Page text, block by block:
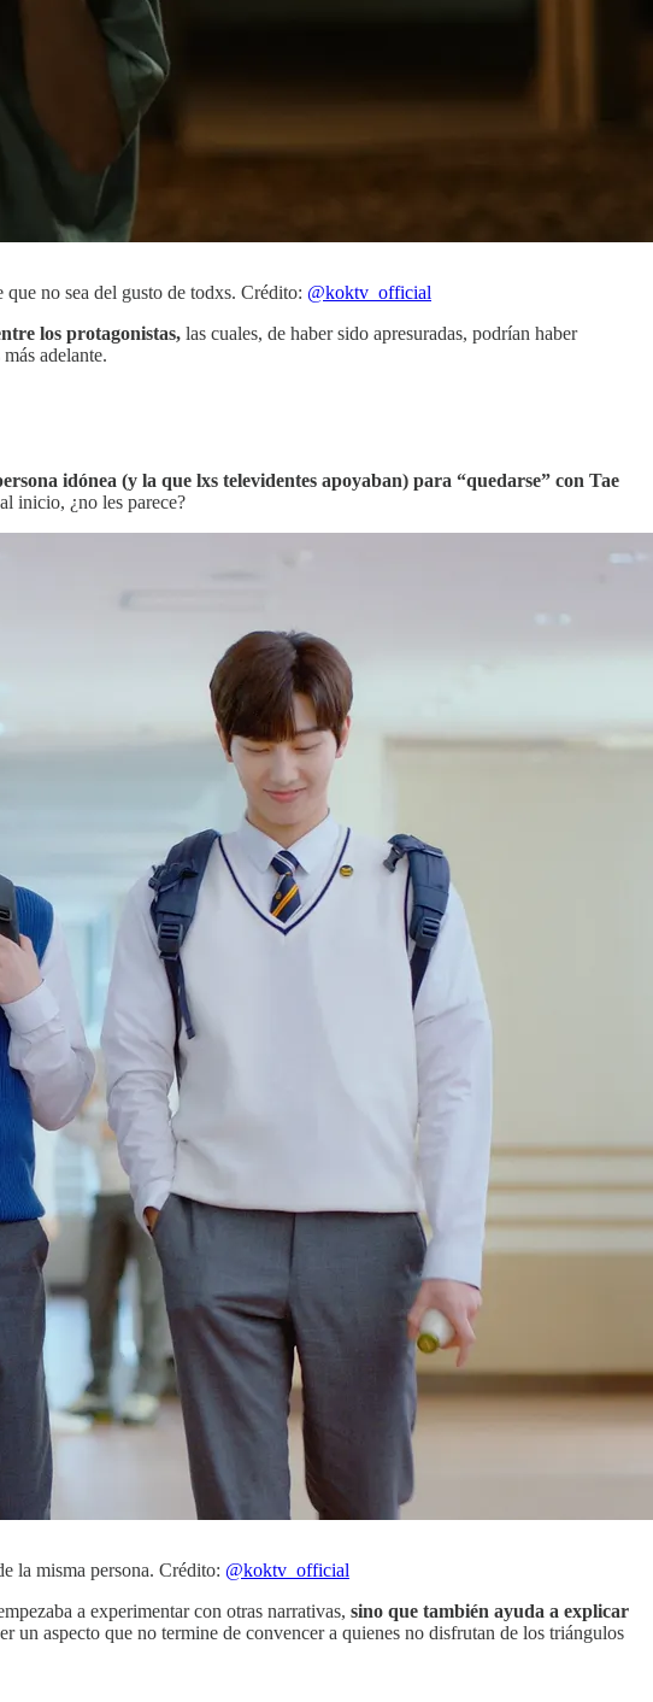
no sea del gusto de todxs. Crédito: @koktv_official
los protagonistas, las cuales, de haber sido apresuradas, podrían haber
adelante.
idónea (y la que lxs televidentes apoyaban) para “quedarse” con Tae
inicio, ¿no les parece?
la misma persona. Crédito: @koktv_official
a experimentar con otras narrativas, sino que también ayuda a explicar
un aspecto que no termine de convencer a quienes no disfrutan de los triángulos